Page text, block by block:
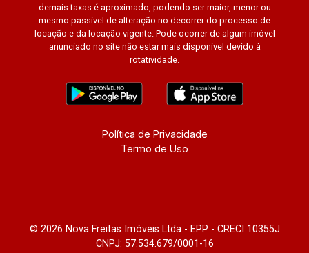
demais taxas é aproximado, podendo ser maior, menor ou
mesmo passível de alteração no decorrer do processo de
locação e da locação vigente. Pode ocorrer de algum imóvel
anunciado no site não estar mais disponível devido à
rotatividade.
Política de Privacidade
Termo de Uso
© 2026 Nova Freitas Imóveis Ltda - EPP - CRECI 10355J
CNPJ: 57.534.679/0001-16